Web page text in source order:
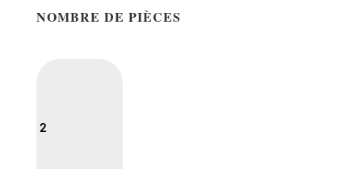
NOMBRE DE PIÈCES
2